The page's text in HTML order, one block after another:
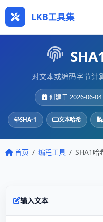
LKB工具集
对文本或编码字节计
创建于 2026-06-04
SHA-1 文本哈希
首页 编程工具 SHA1哈
输入文本